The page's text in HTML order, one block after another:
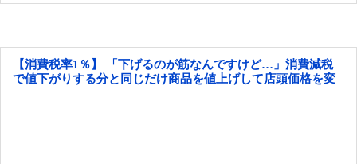
【消費税率1％】 「下げるのが筋なんですけど…」消費減税
で値下がりする分と同じだけ商品を値上げして店頭価格を変
えない店も